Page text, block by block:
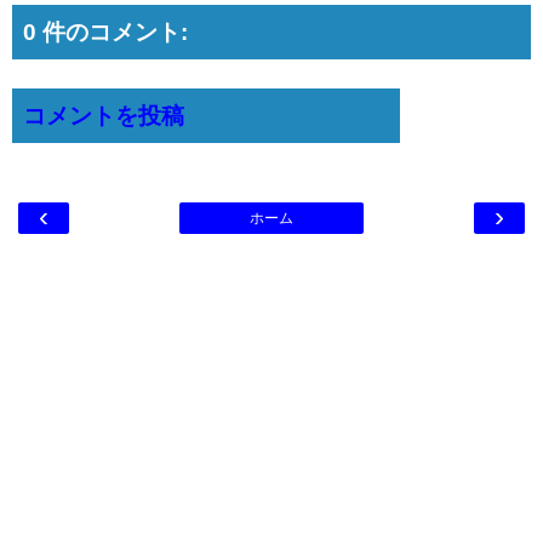
0 件のコメント:
コメントを投稿
‹ ›
ホーム